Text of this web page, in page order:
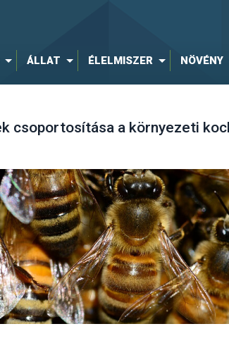
ÁLLAT ÉLELMISZER NÖVÉNY
csoportosítása a környezeti